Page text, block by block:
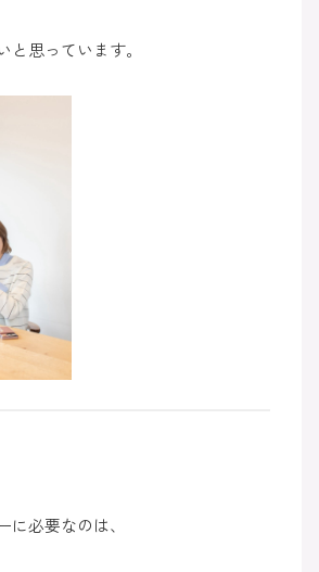
と思っています。
に必要なのは、